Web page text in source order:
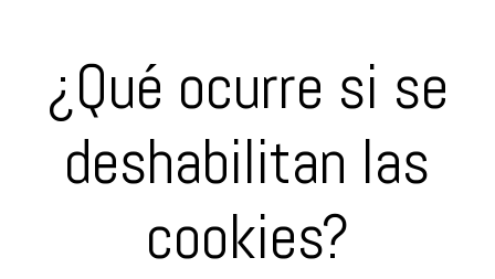
¿Qué ocurre si se
deshabilitan las
cookies?